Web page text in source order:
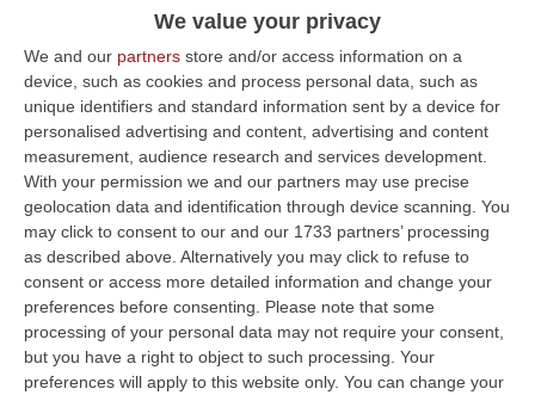
We value your privacy
We and our partners store and/or access information on a
device, such as cookies and process personal data, such as
unique identifiers and standard information sent by a device for
personalised advertising and content, advertising and content
measurement, audience research and services development.
With your permission we and our partners may use precise
geolocation data and identification through device scanning. You
may click to consent to our and our 1733 partners’ processing
as described above. Alternatively you may click to refuse to
consent or access more detailed information and change your
preferences before consenting. Please note that some
processing of your personal data may not require your consent,
but you have a right to object to such processing. Your
preferences will apply to this website only. You can change your
settori di Bardonecchia e Aosta e della
Polizia Locale di Milano, che iniziata a
settembre 2022 (primo episodio contestato)
e portata avanti fino 2024, e riguarda un
fenomeno criminale emerso presso
l’autostazione milanese, la quale, come è
noto, è uno dei principali scali per tutti gli
autobus in partenza o arrivo a Milano, su
tratte nazionali e internazionali.
Dall’inchiesta è emerso chei cosiddetti
“favoreggiatori” operavano “nell’area